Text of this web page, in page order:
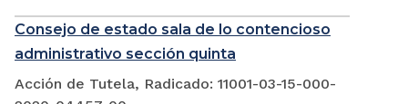
Consejo de estado sala de lo contencioso
administrativo sección quinta
Acción de Tutela, Radicado: 11001-03-15-000-